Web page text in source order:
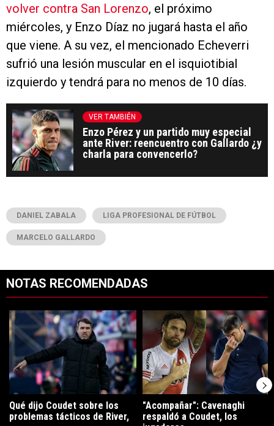
volver contra San Lorenzo, el próximo
miércoles, y Enzo Díaz no jugará hasta el año
que viene. A su vez, el mencionado Echeverri
sufrió una lesión muscular en el isquiotibial
izquierdo y tendrá para no menos de 10 días.
VER TAMBIÉN
Enzo Pérez y un partido muy especial
ante River: reencuentro con Gallardo ¿y
charla para convencerlo?
DANIEL ZABALA LIGA PROFESIONAL DE FÚTBOL
MARCELO GALLARDO
NOTAS RECOMENDADAS
Un artículo de tendencia con el título "Qué dijo Coudet sobre los
Qué dijo Coudet sobre los
problemas tácticos de River,
Un artículo de tendencia con el
"Acompañar": Cavenaghi
respaldó a Coudet, los